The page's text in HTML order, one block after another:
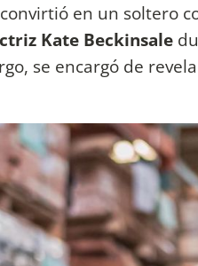
en un soltero
Kate Beckinsale
se encargó de